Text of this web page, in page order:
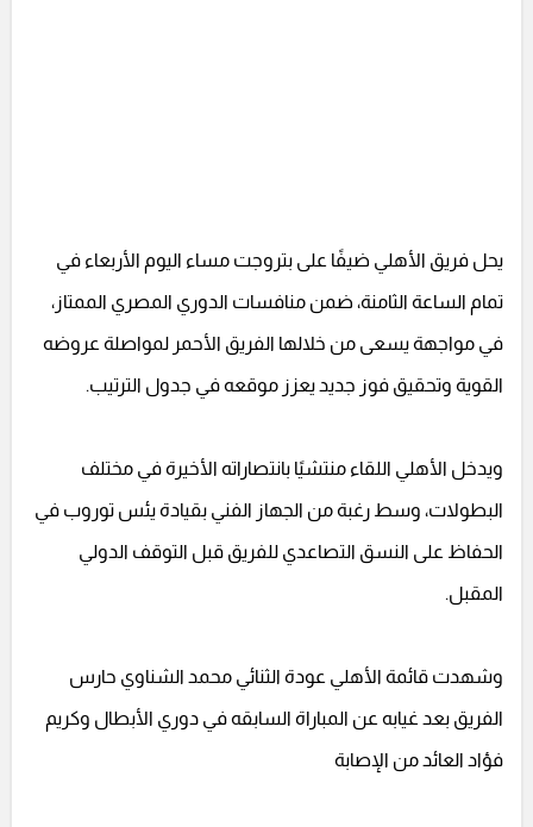
يحل فريق الأهلي ضيفًا على بتروجت مساء اليوم الأربعاء في
تمام الساعة الثامنة، ضمن منافسات الدوري المصري الممتاز،
في مواجهة يسعى من خلالها الفريق الأحمر لمواصلة عروضه
القوية وتحقيق فوز جديد يعزز موقعه في جدول الترتيب.
ويدخل الأهلي اللقاء منتشيًا بانتصاراته الأخيرة في مختلف
البطولات، وسط رغبة من الجهاز الفني بقيادة يئس توروب في
الحفاظ على النسق التصاعدي للفريق قبل التوقف الدولي
المقبل.
وشهدت قائمة الأهلي عودة الثنائي محمد الشناوي حارس
الفريق بعد غيابه عن المباراة السابقه في دوري الأبطال وكريم
فؤاد العائد من الإصابة